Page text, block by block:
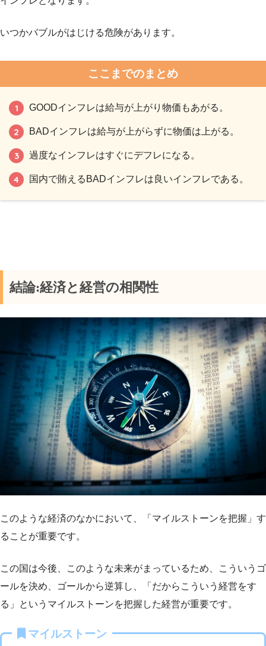
いつかバブルがはじける危険があります。
ここまでのまとめ
GOODインフレは給与が上がり物価もあがる。
BADインフレは給与が上がらずに物価は上がる。
過度なインフレはすぐにデフレになる。
国内で賄えるBADインフレは良いインフレである。
結論:経済と経営の相関性
このような経済のなかにおいて、「マイルストーンを把握」す
ることが重要です。
この国は今後、このような未来がまっているため、こういうゴ
ールを決め、ゴールから逆算し、「だからこういう経営をす
る」というマイルストーンを把握した経営が重要です。
マイルストーン